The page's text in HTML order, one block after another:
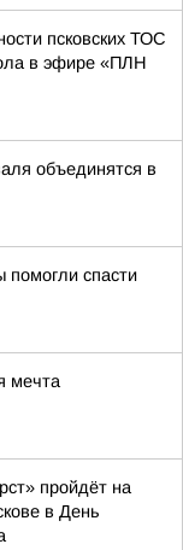
псковских ТОС
в эфире «ПЛН
объединятся в
помогли спасти
мечта
пройдёт на
в День